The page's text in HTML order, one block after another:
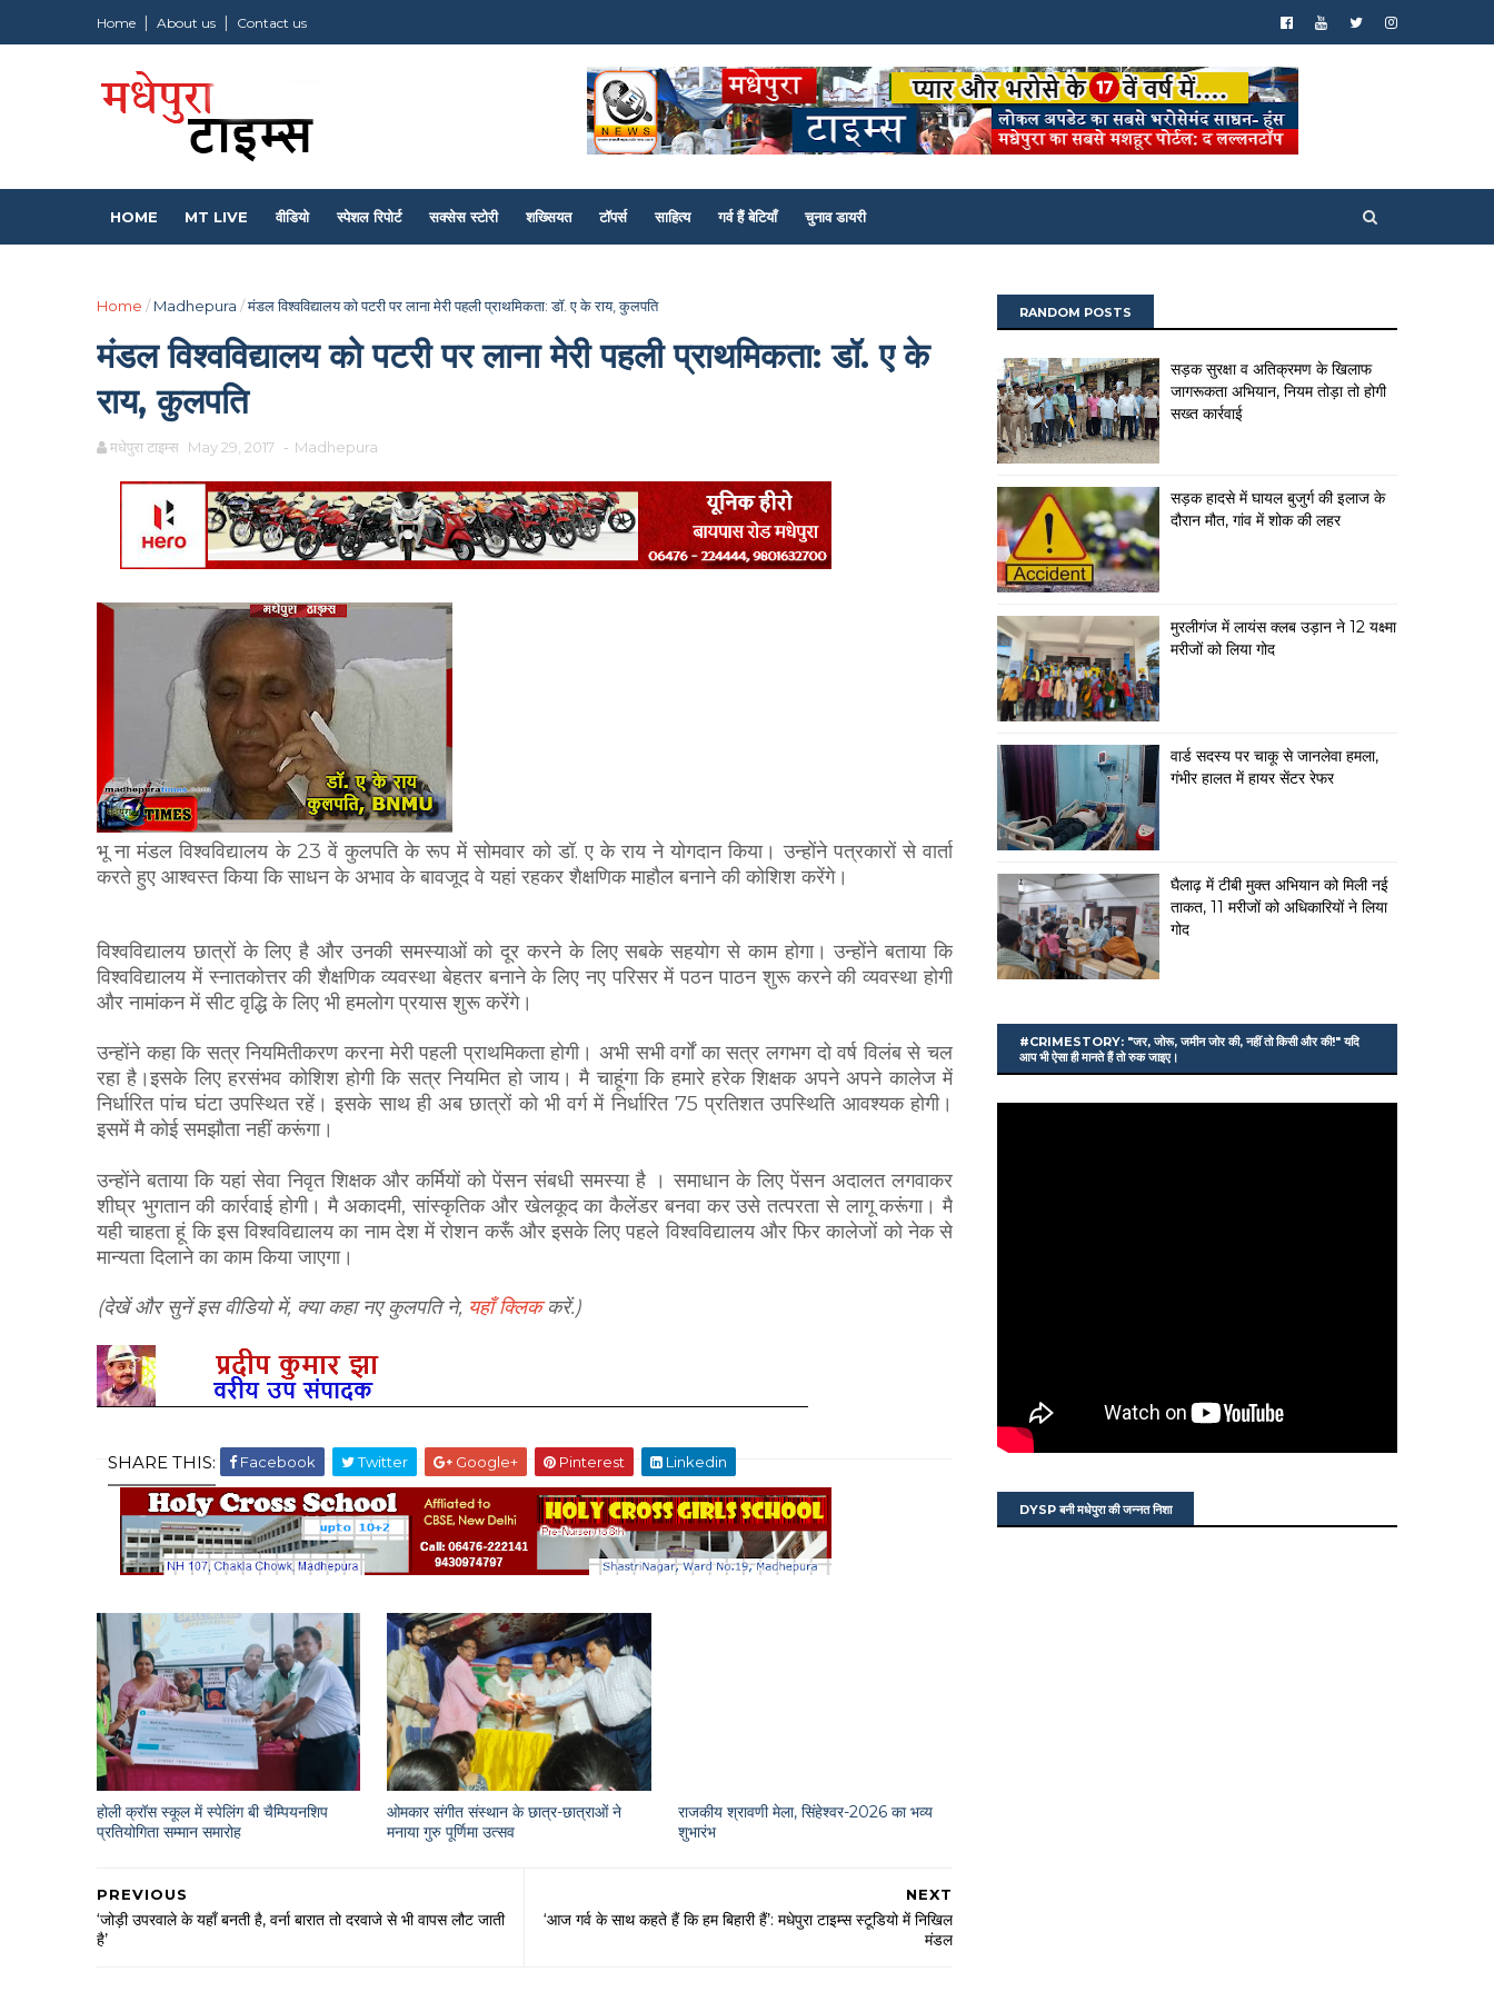
Home About us Contact us
HOME MT LIVE वीडियो स्पेशल रिपोर्ट सक्सेस स्टोरी शख्सियत टॉपर्स साहित्य गर्व हैं बेटियाँ चुनाव डायरी
Home / Madhepura /मंडल विश्वविद्यालय को पटरी पर लाना मेरी पहली प्राथमिकता: डॉ. ए के राय, कुलपति
मंडल विश्वविद्यालय को पटरी पर लाना मेरी पहली प्राथमिकता: डॉ. ए के
राय, कुलपति
मधेपुरा टाइम्स May 29, 2017 - Madhepura
भू ना मंडल विश्वविद्यालय के 23 वें कुलपति के रूप में सोमवार को डॉ. ए के राय ने योगदान किया। उन्होंने पत्रकारों से वार्ता
करते हुए आश्वस्त किया कि साधन के अभाव के बावजूद वे यहां रहकर शैक्षणिक माहौल बनाने की कोशिश करेंगे।
विश्वविद्यालय छात्रों के लिए है और उनकी समस्याओं को दूर करने के लिए सबके सहयोग से काम होगा। उन्होंने बताया कि
विश्वविद्यालय में स्नातकोत्तर की शैक्षणिक व्यवस्था बेहतर बनाने के लिए नए परिसर में पठन पाठन शुरू करने की व्यवस्था होगी
और नामांकन में सीट वृद्धि के लिए भी हमलोग प्रयास शुरू करेंगे।
उन्होंने कहा कि सत्र नियमितीकरण करना मेरी पहली प्राथमिकता होगी। अभी सभी वर्गों का सत्र लगभग दो वर्ष विलंब से चल
रहा है।इसके लिए हरसंभव कोशिश होगी कि सत्र नियमित हो जाय। मै चाहूंगा कि हमारे हरेक शिक्षक अपने अपने कालेज में
निर्धारित पांच घंटा उपस्थित रहें। इसके साथ ही अब छात्रों को भी वर्ग में निर्धारित 75 प्रतिशत उपस्थिति आवश्यक होगी।
इसमें मै कोई समझौता नहीं करूंगा।
उन्होंने बताया कि यहां सेवा निवृत शिक्षक और कर्मियों को पेंसन संबधी समस्या है । समाधान के लिए पेंसन अदालत लगवाकर
शीघ्र भुगतान की कार्रवाई होगी। मै अकादमी, सांस्कृतिक और खेलकूद का कैलेंडर बनवा कर उसे तत्परता से लागू करूंगा। मै
यही चाहता हूं कि इस विश्वविद्यालय का नाम देश में रोशन करूँ और इसके लिए पहले विश्वविद्यालय और फिर कालेजों को नेक से
मान्यता दिलाने का काम किया जाएगा।
(देखें और सुनें इस वीडियो में, क्या कहा नए कुलपति ने, यहाँ क्लिककरें.)
SHARE THIS: Facebook Twitter Google+ Pinterest Linkedin
होली क्रॉस स्कूल में स्पेलिंग बी चैम्पियनशिप
प्रतियोगिता सम्मान समारोह
ओमकार संगीत संस्थान के छात्र-छात्राओं ने
मनाया गुरु पूर्णिमा उत्सव
राजकीय श्रावणी मेला, सिंहेश्वर-2026 का भव्य
शुभारंभ
NEXT
‘आज गर्व के साथ कहते हैं कि हम बिहारी हैं’: मधेपुरा टाइम्स स्टूडियो में निखिल
मंडल
PREVIOUS
‘जोड़ी उपरवाले के यहाँ बनती है, वर्ना बारात तो दरवाजे से भी वापस लौट जाती
है’
RANDOM POSTS
सड़क सुरक्षा व अतिक्रमण के खिलाफ
जागरूकता अभियान, नियम तोड़ा तो होगी
सख्त कार्रवाई
सड़क हादसे में घायल बुजुर्ग की इलाज के
दौरान मौत, गांव में शोक की लहर
मुरलीगंज में लायंस क्लब उड़ान ने 12 यक्ष्मा
मरीजों को लिया गोद
वार्ड सदस्य पर चाकू से जानलेवा हमला,
गंभीर हालत में हायर सेंटर रेफर
घैलाढ़ में टीबी मुक्त अभियान को मिली नई
ताकत, 11 मरीजों को अधिकारियों ने लिया
गोद
#CRIMESTORY: "जर, जोरू, जमीन जोर की, नहीं तो किसी और की!" यदि
आप भी ऐसा ही मानते हैं तो रुक जाइए।
DYSP बनी मधेपुरा की जन्नत निशा